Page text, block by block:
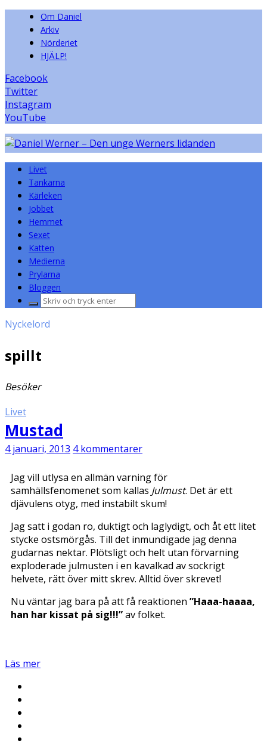
Om Daniel
Arkiv
Nörderiet
HJÄLP!
Facebook
Twitter
Instagram
YouTube
Livet
Tankarna
Kärleken
Jobbet
Hemmet
Sexet
Katten
Medierna
Prylarna
Bloggen
Sök
Nyckelord
spillt
Besöker
Livet
Mustad
4 januari, 2013 4 kommentarer
Jag vill utlysa en allmän varning för
samhällsfenomenet som kallas Julmust. Det är ett
djävulens otyg, med instabilt skum!
Jag satt i godan ro, duktigt och laglydigt, och åt ett litet
stycke ostsmörgås. Till det inmundigade jag denna
gudarnas nektar. Plötsligt och helt utan förvarning
exploderade julmusten i en kavalkad av sockrigt
helvete, rätt över mitt skrev. Alltid över skrevet!
Nu väntar jag bara på att få reaktionen ”Haaa-haaaa,
han har kissat på sig!!!”av folket.
Läs mer